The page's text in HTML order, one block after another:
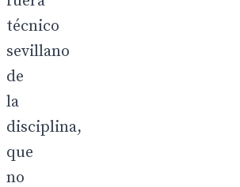
técnico
sevillano
de
la
disciplina,
que
no